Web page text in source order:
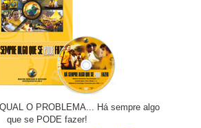
O PROBLEMA... Há sempre algo
que se PODE fazer!